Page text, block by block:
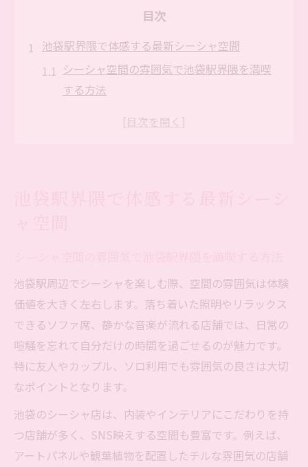
目次
池袋駅界隈で体感する最新シーシャ空間
シーシャ空間の雰囲気で池袋駅界隈を満喫
する方法
照明や音楽が映えるシーシャ最前線の体験
初心者も安心できるシーシャ体験の選び方
シーシャ初体験でも安心な池袋駅周辺の選
び方
ント
池袋駅界隈で安心できるシーシャの特徴と
池袋駅周辺でシーシャを楽しむ際、空間の雰囲気は体験
価値を大きく左右します。落ち着いた照明やリラックス
できるソファ席、静かな音楽が流れる店舗では、日常の
喧騒を忘れて自分だけの時間を過ごせるのが魅力です。
特に友人やカップル、ソロ利用でも雰囲気の良さは大切
なポイントとなります。
池袋のシーシャ店は、内装やインテリアにこだわりを持
つ店舗が多く、SNS映えする空間も豊富です。例えば、
アートパネルや観葉植物を配置したチルな雰囲気の店舗